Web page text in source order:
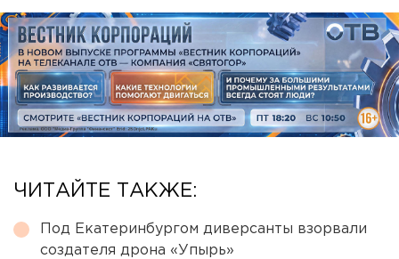
ЧИТАЙТЕ ТАКЖЕ:
Под Екатеринбургом диверсанты взорвали
создателя дрона «Упырь»